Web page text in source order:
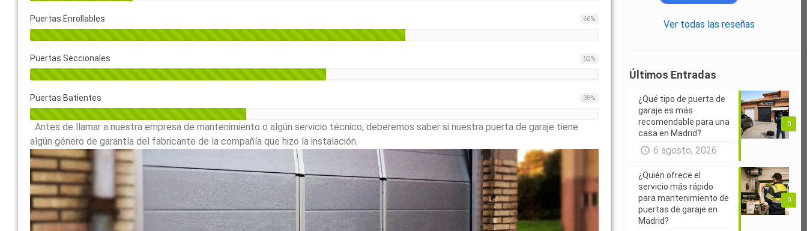
Puertas Enrollables 66%
Puertas Seccionales 52%
Puertas Batientes 38%
Antes de llamar a nuestra empresa de mantenimiento o algún servicio técnico, deberemos saber si nuestra puerta de garaje tiene
algún género de garantía del fabricante de la compañía que hizo la instalación.
Ver todas las reseñas
Últimos Entradas
0
¿Qué tipo de puerta de
garaje es más
recomendable para una
casa en Madrid?
6 agosto, 2026
0
¿Quién ofrece el
servicio más rápido
para mantenimiento de
puertas de garaje en
Madrid?